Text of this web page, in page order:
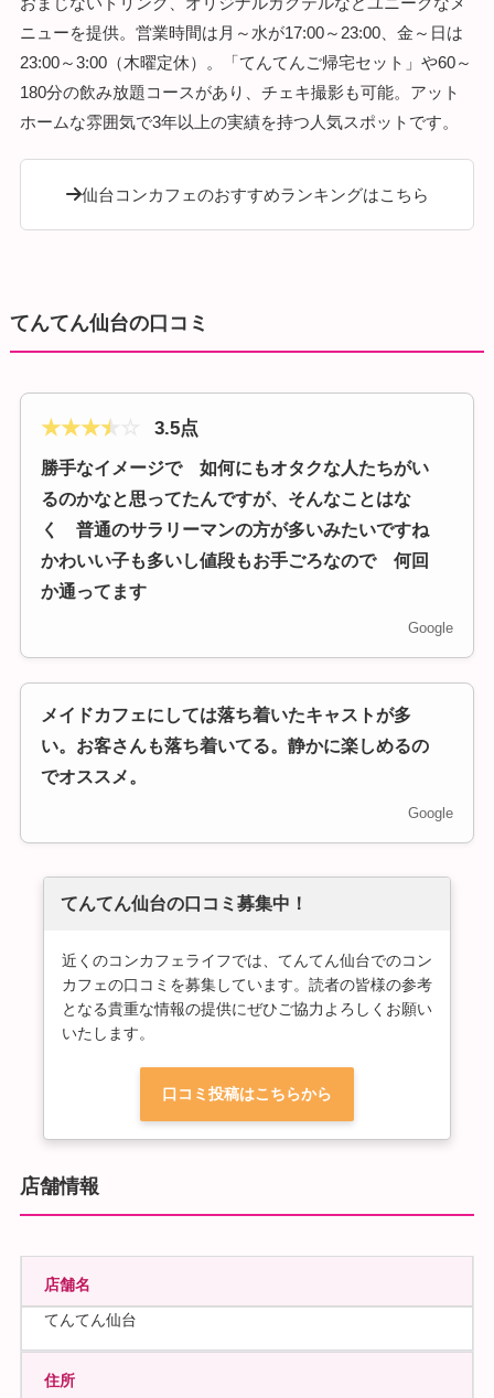
ニューを提供。営業時間は月～水が17:00～23:00、金～日は
23:00～3:00（木曜定休）。「てんてんご帰宅セット」や60～
180分の飲み放題コースがあり、チェキ撮影も可能。アット
ホームな雰囲気で3年以上の実績を持つ人気スポットです。
仙台コンカフェのおすすめランキングはこちら
てんてん仙台の口コミ
★★★★ 3.5点
勝手なイメージで 如何にもオタクな人たちがい
るのかなと思ってたんですが、そんなことはな
く 普通のサラリーマンの方が多いみたいですね
かわいい子も多いし値段もお手ごろなので 何回
か通ってます
Google
メイドカフェにしては落ち着いたキャストが多
い。お客さんも落ち着いてる。静かに楽しめるの
でオススメ。
Google
てんてん仙台の口コミ募集中！
近くのコンカフェライフでは、てんてん仙台でのコン
カフェの口コミを募集しています。読者の皆様の参考
となる貴重な情報の提供にぜひご協力よろしくお願い
いたします。
口コミ投稿はこちらから
店舗情報
店舗名
てんてん仙台
住所